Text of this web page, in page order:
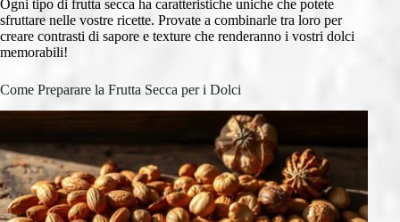
Ogni tipo di frutta secca ha caratteristiche uniche che potete
sfruttare nelle vostre ricette. Provate a combinarle tra loro per
creare contrasti di sapore e texture che renderanno i vostri dolci
memorabili!
Come Preparare la Frutta Secca per i Dolci